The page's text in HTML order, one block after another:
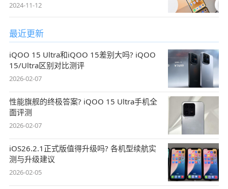
2024-11-12
最近更新
iQOO 15 Ultra和iQOO 15差别大吗? iQOO
15/Ultra区别对比测评
2026-02-07
性能旗舰的终极答案? iQOO 15 Ultra手机全
面评测
2026-02-07
iOS26.2.1正式版值得升级吗? 各机型续航实
测与升级建议
2026-02-05